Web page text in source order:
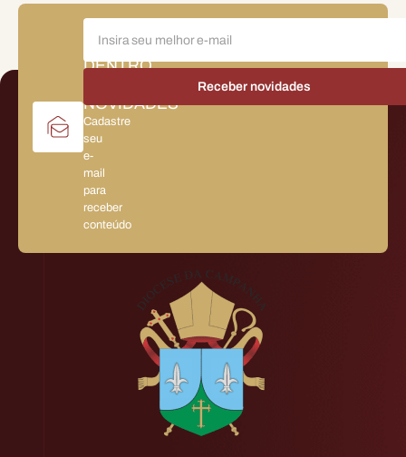
POR
DENTRO
NOVIDADES
Cadastre
seu
e-
mail
para
receber
conteúdo